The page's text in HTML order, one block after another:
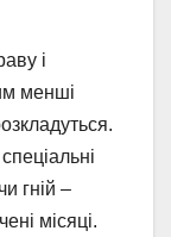
і
менші
гній –
місяці.